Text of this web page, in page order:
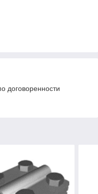
договоренности